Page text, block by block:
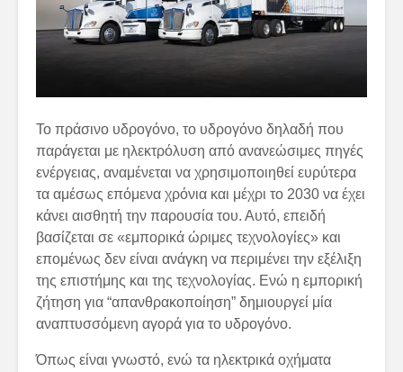
Το πράσινο υδρογόνο, το υδρογόνο δηλαδή που
παράγεται με ηλεκτρόλυση από ανανεώσιμες πηγές
ενέργειας, αναμένεται να χρησιμοποιηθεί ευρύτερα
τα αμέσως επόμενα χρόνια και μέχρι το 2030 να έχει
κάνει αισθητή την παρουσία του. Αυτό, επειδή
βασίζεται σε «εμπορικά ώριμες τεχνολογίες» και
επομένως δεν είναι ανάγκη να περιμένει την εξέλιξη
της επιστήμης και της τεχνολογίας. Ενώ η εμπορική
ζήτηση για “απανθρακοποίηση” δημιουργεί μία
αναπτυσσόμενη αγορά για το υδρογόνο.
Όπως είναι γνωστό, ενώ τα ηλεκτρικά οχήματα